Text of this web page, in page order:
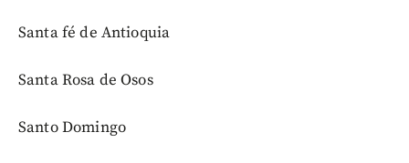
Santa fé de Antioquia
Santa Rosa de Osos
Santo Domingo